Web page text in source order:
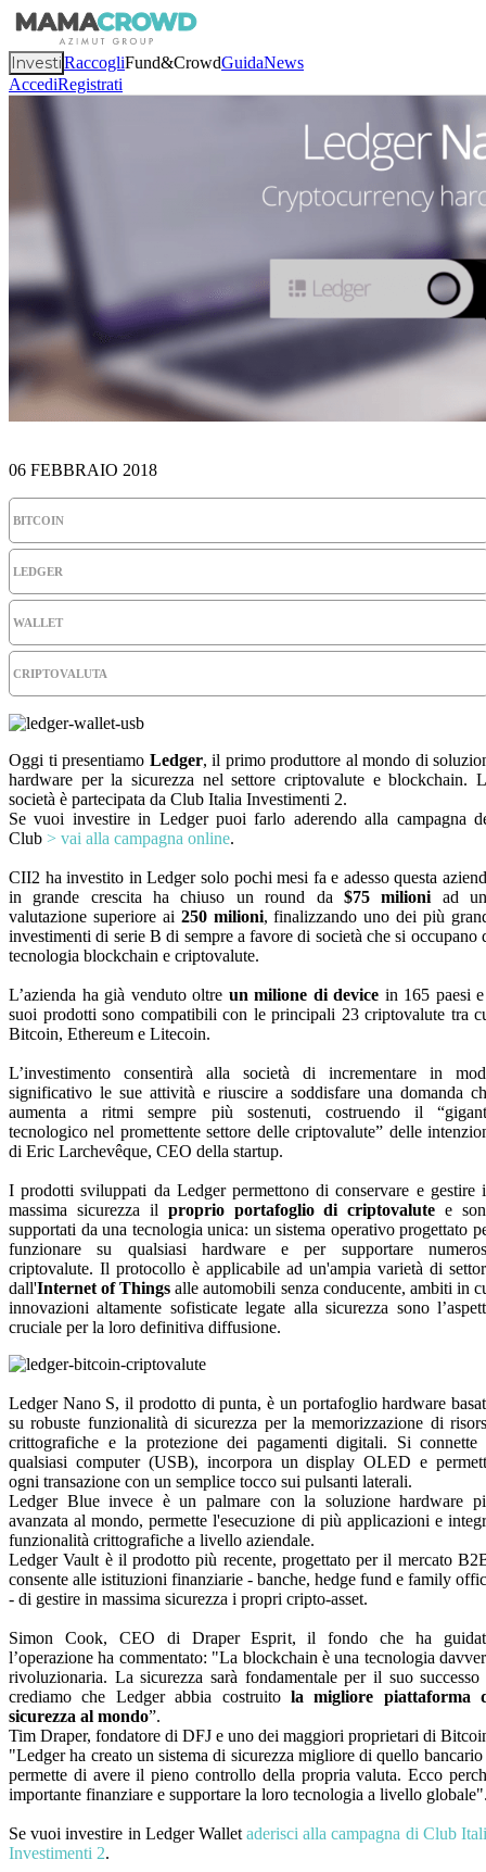
InvestiRaccogliFund&CrowdGuidaNews
AccediRegistrati
06 FEBBRAIO 2018
BITCOIN
LEDGER
WALLET
CRIPTOVALUTA
Oggi ti presentiamo Ledger, il primo produttore al mondo di
hardware per la sicurezza nel settore criptovalute e blockchain.
società è partecipata da Club Italia Investimenti 2.
Se vuoi investire in Ledger puoi farlo aderendo alla campagna
Club > vai alla campagna online.
CII2 ha investito in Ledger solo pochi mesi fa e adesso questa
in grande crescita ha chiuso un round da $75 milioni ad
valutazione superiore ai 250 milioni, finalizzando uno dei più
investimenti di serie B di sempre a favore di società che si occupano
tecnologia blockchain e criptovalute.
L’azienda ha già venduto oltre un milione di device in 165 paesi
suoi prodotti sono compatibili con le principali 23 criptovalute tra
Bitcoin, Ethereum e Litecoin.
L’investimento consentirà alla società di incrementare in
significativo le sue attività e riuscire a soddisfare una domanda
aumenta a ritmi sempre più sostenuti, costruendo il
tecnologico nel promettente settore delle criptovalute” delle
di Eric Larchevêque, CEO della startup.
I prodotti sviluppati da Ledger permettono di conservare e gestire
massima sicurezza il proprio portafoglio di criptovalute e
supportati da una tecnologia unica: un sistema operativo progettato
funzionare su qualsiasi hardware e per supportare
criptovalute. Il protocollo è applicabile ad un'ampia varietà di
dall'Internet of Things alle automobili senza conducente, ambiti in
innovazioni altamente sofisticate legate alla sicurezza sono
cruciale per la loro definitiva diffusione.
Ledger Nano S, il prodotto di punta, è un portafoglio hardware
su robuste funzionalità di sicurezza per la memorizzazione di
crittografiche e la protezione dei pagamenti digitali. Si connette
qualsiasi computer (USB), incorpora un display OLED e
ogni transazione con un semplice tocco sui pulsanti laterali.
Ledger Blue invece è un palmare con la soluzione hardware
avanzata al mondo, permette l'esecuzione di più applicazioni e
funzionalità crittografiche a livello aziendale.
Ledger Vault è il prodotto più recente, progettato per il mercato
consente alle istituzioni finanziarie - banche, hedge fund e family
- di gestire in massima sicurezza i propri cripto-asset.
Simon Cook, CEO di Draper Esprit, il fondo che ha
l’operazione ha commentato: "La blockchain è una tecnologia
rivoluzionaria. La sicurezza sarà fondamentale per il suo successo
crediamo che Ledger abbia costruito la migliore piattaforma
sicurezza al mondo”.
Tim Draper, fondatore di DFJ e uno dei maggiori proprietari di
"Ledger ha creato un sistema di sicurezza migliore di quello bancario
permette di avere il pieno controllo della propria valuta. Ecco
importante finanziare e supportare la loro tecnologia a livello
Se vuoi investire in Ledger Walletaderisci alla campagna di Club
Investimenti 2.